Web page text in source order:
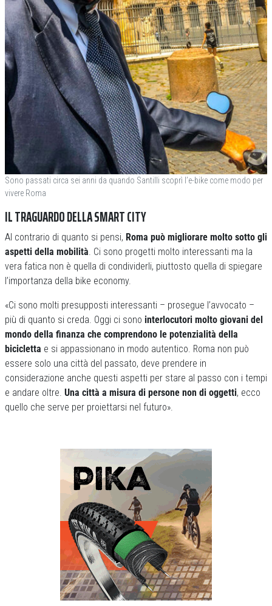
Sono passati circa sei anni da quando Santilli scoprì l’e-bike come modo per
vivere Roma
IL TRAGUARDO DELLA SMART CITY
Al contrario di quanto si pensi, Roma può migliorare molto sotto gli
aspetti della mobilità. Ci sono progetti molto interessanti ma la
vera fatica non è quella di condividerli, piuttosto quella di spiegare
l’importanza della bike economy.
«Ci sono molti presupposti interessanti – prosegue l’avvocato –
più di quanto si creda. Oggi ci sono interlocutori molto giovani del
mondo della finanza che comprendono le potenzialità della
bicicletta e si appassionano in modo autentico. Roma non può
essere solo una città del passato, deve prendere in
considerazione anche questi aspetti per stare al passo con i tempi
e andare oltre. Una città a misura di persone non di oggetti, ecco
quello che serve per proiettarsi nel futuro».